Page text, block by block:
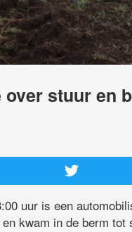
stuur en
uur is een
kwam in de berm tot